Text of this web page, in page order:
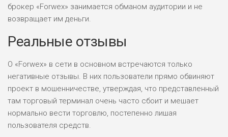
ВСЕМ
БЮДЖЕТ: ВЫСОКИЙ
ЛЮБИТЕЛЯ
М СТАВОК
РИСКИ: СРЕДНИЕ
ДОХОД: ВЫСОКИЙ
БЮДЖЕТ: НИЗКИЙ
брокер «Forwex» занимается обманом аудитории и не
возвращает им деньги.
Реальные отзывы
О «Forwex» в сети в основном встречаются только
негативные отзывы. В них пользователи прямо обвиняют
проект в мошенничестве, утверждая, что представленный
там торговый терминал очень часто сбоит и мешает
нормально вести торговлю, постепенно лишая
пользователя средств.